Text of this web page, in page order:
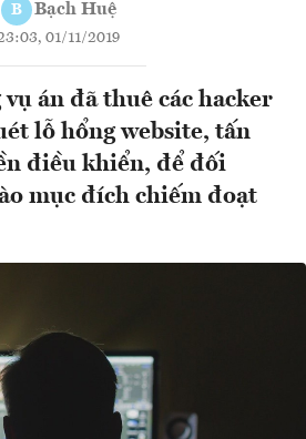
B Bạch Huệ
01/11/2019
án đã thuê các hacker
lỗ hổng website, tấn
điều khiển, để đối
mục đích chiếm đoạt